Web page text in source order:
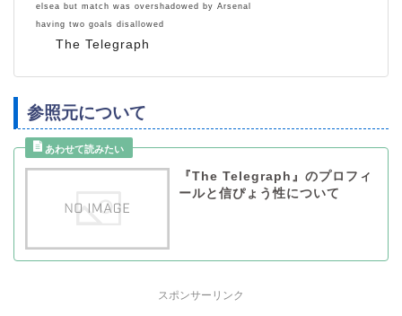
The Telegraph
elsea but match was overshadowed by Arsenal
having two goals disallowed
参照元について
『The Telegraph』のプロフィ
ールと信ぴょう性について
スポンサーリンク